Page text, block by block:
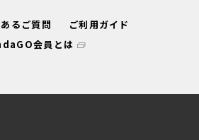
るご質問
ご利用ガイド
会員とは